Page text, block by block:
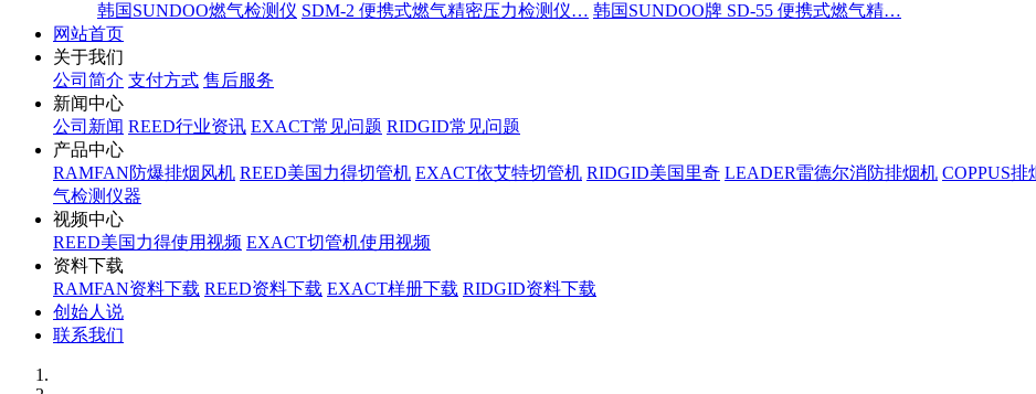
韩国SUNDOO燃气检测仪 SDM-2 便携式燃气精密压力检测仪… 韩国SUNDOO牌 SD-55 便携式燃气精…
网站首页
关于我们
公司简介 支付方式 售后服务
新闻中心
公司新闻 REED行业资讯 EXACT常见问题 RIDGID常见问题
产品中心
RAMFAN防爆排烟风机 REED美国力得切管机 EXACT依艾特切管机 RIDGID美国里奇 LEADER雷德尔消防排烟机 COPPUS排
气检测仪器
视频中心
REED美国力得使用视频 EXACT切管机使用视频
资料下载
RAMFAN资料下载 REED资料下载 EXACT样册下载 RIDGID资料下载
创始人说
联系我们